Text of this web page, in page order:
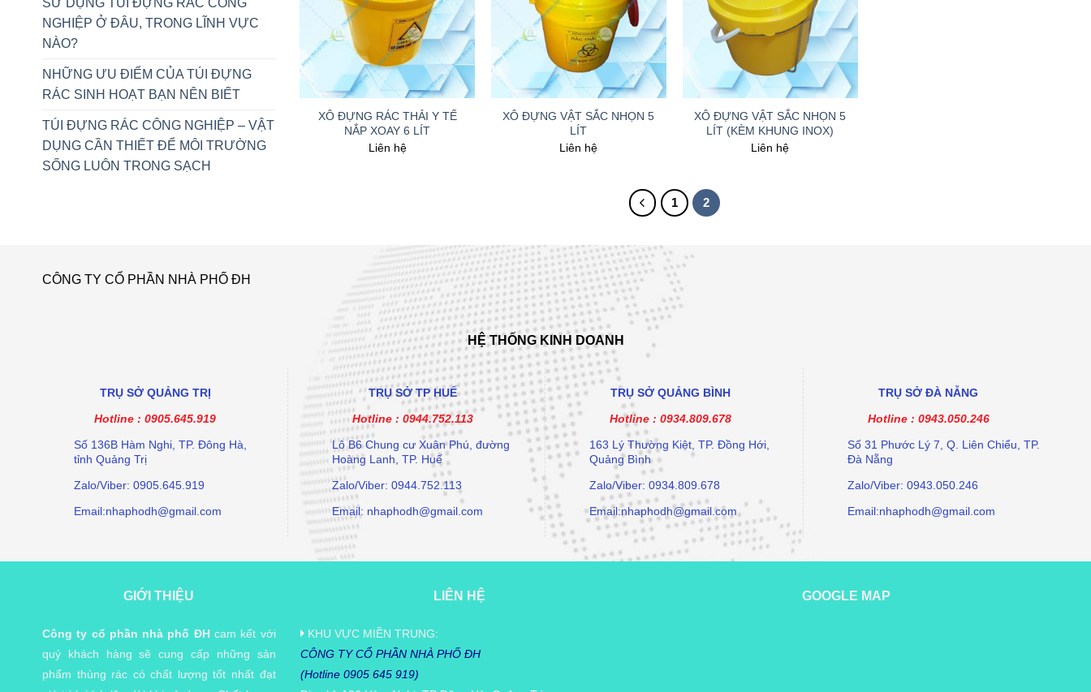
SỬ DỤNG TÚI ĐỰNG RÁC CÔNG
NGHIỆP Ở ĐÂU, TRONG LĨNH VỰC
NÀO?
NHỮNG ƯU ĐIỂM CỦA TÚI ĐỰNG
RÁC SINH HOẠT BẠN NÊN BIẾT
TÚI ĐỰNG RÁC CÔNG NGHIỆP – VẬT
DỤNG CẦN THIẾT ĐỂ MÔI TRƯỜNG
SỐNG LUÔN TRONG SẠCH
XÔ ĐỰNG RÁC THẢI Y TẾ
NẮP XOAY 6 LÍT
Liên hệ
XÔ ĐỰNG VẬT SẮC NHỌN 5
LÍT
Liên hệ
XÔ ĐỰNG VẬT SẮC NHỌN 5
LÍT (KÈM KHUNG INOX)
Liên hệ
1 2
CÔNG TY CỔ PHẦN NHÀ PHỐ ĐH
HỆ THỐNG KINH DOANH
TRỤ SỞ QUẢNG TRỊ
Hotline : 0905.645.919
Số 136B Hàm Nghi, TP. Đông Hà,
tỉnh Quảng Trị
Zalo/Viber: 0905.645.919
Email:nhaphodh@gmail.com
TRỤ SỞ TP HUẾ
Hotline : 0944.752.113
Lô B6 Chung cư Xuân Phú, đường
Hoàng Lanh, TP. Huế
Zalo/Viber: 0944.752.113
Email: nhaphodh@gmail.com
TRỤ SỞ QUẢNG BÌNH
Hotline : 0934.809.678
163 Lý Thường Kiệt, TP. Đồng Hới,
Quảng Bình
Zalo/Viber: 0934.809.678
Email:nhaphodh@gmail.com
TRỤ SỞ ĐÀ NẴNG
Hotline : 0943.050.246
Số 31 Phước Lý 7, Q. Liên Chiểu, TP.
Đà Nẵng
Zalo/Viber: 0943.050.246
Email:nhaphodh@gmail.com
GIỚI THIỆU
Công ty cổ phần nhà phố ĐHcam kết với
quý khách hàng sẽ cung cấp những sản
phẩm thùng rác có chất lượng tốt nhất đạt
LIÊN HỆ
KHU VỰC MIỀN TRUNG:
CÔNG TY CỔ PHẦN NHÀ PHỐ ĐH
(Hotline 0905 645 919)
GOOGLE MAP